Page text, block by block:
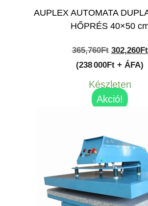
AUPLEX AUTOMATA
HŐPRÉS 40×50
365,760Ft Original
price
was:
365,760Ft.
302,260Ft
(238 000Ft + ÁFA)
Készleten
Akció!